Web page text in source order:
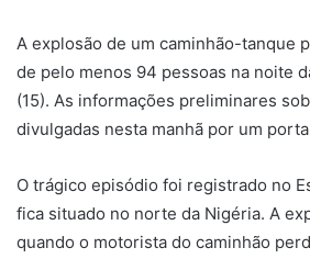
A explosão de um caminhão-tanque
de pelo menos 94 pessoas na noite
(15). As informações preliminares
divulgadas nesta manhã por um
O trágico episódio foi registrado no
fica situado no norte da Nigéria. A
quando o motorista do caminhão